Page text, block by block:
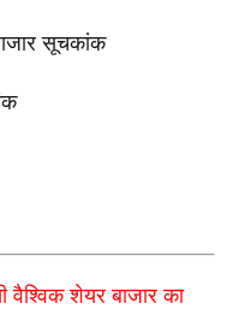
सूचकांक
वैश्विक शेयर बाजार का